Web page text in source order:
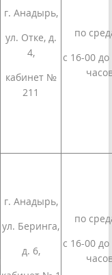
г. Анадырь,
ул. Отке, д.
4,
кабинет №
211
по
с 16-00
г. Анадырь,
ул. Беринга,
д. 6,
по
с 16-00